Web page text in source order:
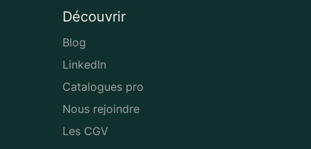
Découvrir
Blog
LinkedIn
Catalogues pro
Nous rejoindre
Les CGV